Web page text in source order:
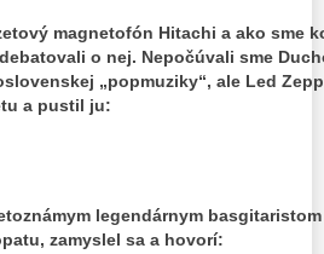
magnetofón Hitachi a ako sme
o nej. Nepočúvali sme
„popmuziky“, ale Led
a pustil ju:
legendárnym
zamyslel sa a hovorí: